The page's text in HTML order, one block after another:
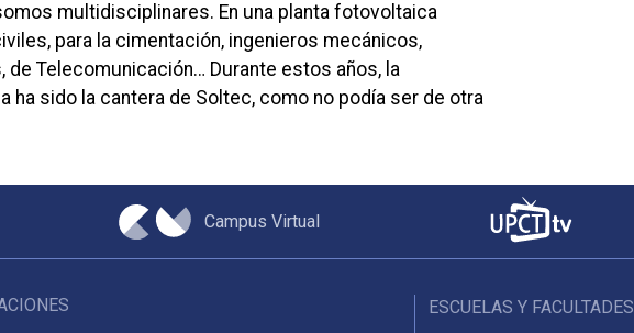
multidisciplinares. En una planta fotovoltaica
para la cimentación, ingenieros mecánicos,
Telecomunicación… Durante estos años, la
ha sido la cantera de Soltec, como no podía ser de otra
Campus Virtual
ESCUELAS Y FACULTADES